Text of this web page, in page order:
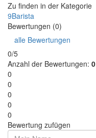
Zu finden in der Kategorie
9Barista
Bewertungen (0)
alle Bewertungen
0/5
Anzahl der Bewertungen: 0
0
0
0
0
0
Bewertung zufügen